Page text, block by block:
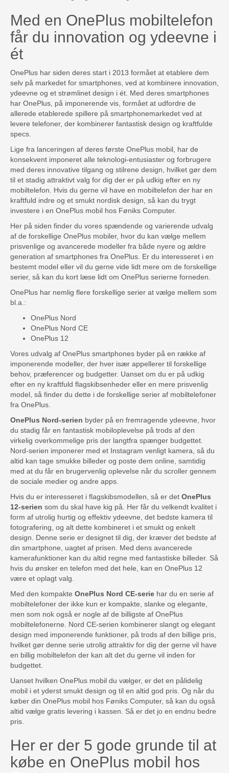
Med en OnePlus mobiltelefon
får du innovation og ydeevne i
ét
OnePlus har siden deres start i 2013 formået at etablere dem
selv på markedet for smartphones, ved at kombinere innovation,
ydeevne og et strømlinet design i ét. Med deres smartphones
har OnePlus, på imponerende vis, formået at udfordre de
allerede etablerede spillere på smartphonemarkedet ved at
levere telefoner, der kombinerer fantastisk design og kraftfulde
specs.
Lige fra lanceringen af deres første OnePlus mobil, har de
konsekvent imponeret alle teknologi-entusiaster og forbrugere
med deres innovative tilgang og stilrene design, hvilket gør dem
til et stadig attraktivt valg for dig der er på udkig efter en ny
mobiltelefon. Hvis du gerne vil have en mobiltelefon der har en
kraftfuld indre og et smukt nordisk design, så kan du trygt
investere i en OnePlus mobil hos Føniks Computer.
Her på siden finder du vores spændende og varierende udvalg
af de forskellige OnePlus mobiler, hvor du kan vælge mellem
prisvenlige og avancerede modeller fra både nyere og ældre
generation af smartphones fra OnePlus. Er du interesseret i en
bestemt model eller vil du gerne vide lidt mere om de forskellige
serier, så kan du kort læse lidt om OnePlus serierne forneden.
OnePlus har nemlig flere forskellige serier at vælge mellem som
bl.a.:
OnePlus Nord
OnePlus Nord CE
OnePlus 12
Vores udvalg af OnePlus smartphones byder på en række af
imponerende modeller, der hver især appellerer til forskellige
behov, præferencer og budgetter. Uanset om du er på udkig
efter en ny kraftfuld flagskibsenheder eller en mere prisvenlig
model, så finder du dette i de forskellige serier af mobiltelefoner
fra OnePlus.
OnePlus Nord-serien byder på en fremragende ydeevne, hvor
du stadig får en fantastisk mobiloplevelse på trods af den
virkelig overkommelige pris der langtfra spænger budgettet.
Nord-serien imponerer med et Instagram venligt kamera, så du
altid kan tage smukke billeder og poste dem online, samtidig
med at du får en brugervenlig oplevelse når du scroller gennem
de sociale medier og andre apps.
Hvis du er interesseret i flagskibsmodellen, så er det OnePlus
12-serien som du skal have kig på. Her får du velkendt kvalitet i
form af utrolig hurtig og effektiv ydeevne, det bedste kamera til
fotografering, og alt dette kombineret i et smukt og enkelt
design. Denne serie er designet til dig, der kræver det bedste af
din smartphone, uagtet af prisen. Med dens avancerede
kamerafunktioner kan du altid regne med fantastiske billeder. Så
hvis du ønsker en telefon med det hele, kan en OnePlus 12
være et oplagt valg.
Med den kompakte OnePlus Nord CE-serie har du en serie af
mobiltelefoner der ikke kun er kompakte, slanke og elegante,
men som nok også er nogle af de billigste af OnePlus
mobiltelefonerne. Nord CE-serien kombinerer slangt og elegant
design med imponerende funktioner, på trods af den billige pris,
hvilket gør denne serie utrolig attraktiv for dig der gerne vil have
en billig mobiltelefon der kan alt det du gerne vil inden for
budgettet.
Uanset hvilken OnePlus mobil du vælger, er det en pålidelig
mobil i et yderst smukt design og til en altid god pris. Og når du
køber din OnePlus mobil hos Føniks Computer, så kan du også
altid vælge gratis levering i kassen. Så er det jo en endnu bedre
pris.
Her er der 5 gode grunde til at
købe en OnePlus mobil hos